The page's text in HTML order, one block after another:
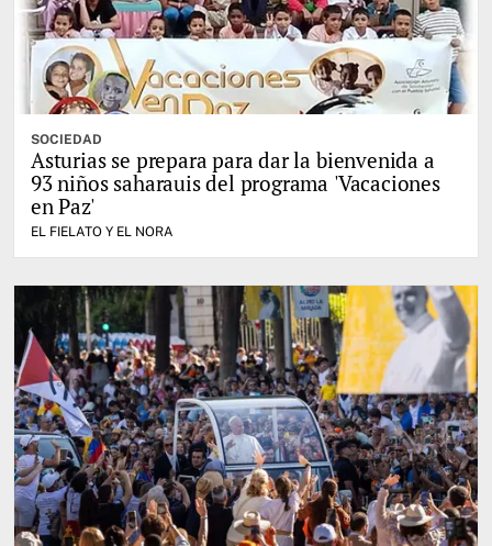
SOCIEDAD
Asturias se prepara para dar la bienvenida a
93 niños saharauis del programa 'Vacaciones
en Paz'
EL FIELATO Y EL NORA